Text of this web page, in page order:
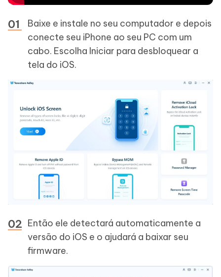
Baixe e instale no seu computador e depois
conecte seu iPhone ao seu PC com um
cabo. Escolha Iniciar para desbloquear a
tela do iOS.
Então ele detectará automaticamente a
versão do iOS e o ajudará a baixar seu
firmware.